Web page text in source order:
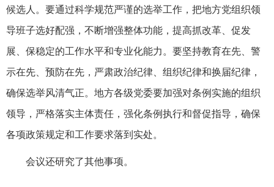
候选人。要通过科学规范严谨的选举工作，把地方党组织领
导班子选好配强，不断增强整体功能，提高抓改革、促发
展、保稳定的工作水平和专业化能力。要坚持教育在先、警
示在先、预防在先，严肃政治纪律、组织纪律和换届纪律，
确保选举风清气正。地方各级党委要加强对条例实施的组织
领导，严格落实主体责任，强化条例执行和督促指导，确保
各项政策规定和工作要求落到实处。
会议还研究了其他事项。